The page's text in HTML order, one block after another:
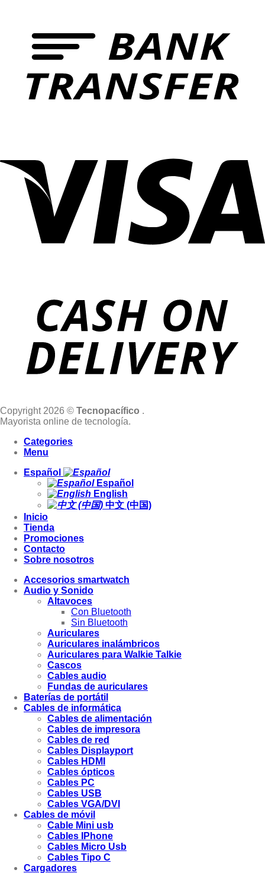
Copyright 2026 © Tecnopacífico .
Mayorista online de tecnología.
Categories
Menu
Español
Español
English
中文 (中国)
Inicio
Tienda
Promociones
Contacto
Sobre nosotros
Accesorios smartwatch
Audio y Sonido
Altavoces
Con Bluetooth
Sin Bluetooth
Auriculares
Auriculares inalámbricos
Auriculares para Walkie Talkie
Cascos
Cables audio
Fundas de auriculares
Baterías de portátil
Cables de informática
Cables de alimentación
Cables de impresora
Cables de red
Cables Displayport
Cables HDMI
Cables ópticos
Cables PC
Cables USB
Cables VGA/DVI
Cables de móvil
Cable Mini usb
Cables IPhone
Cables Micro Usb
Cables Tipo C
Cargadores